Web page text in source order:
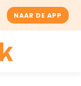
NAAR DE APP